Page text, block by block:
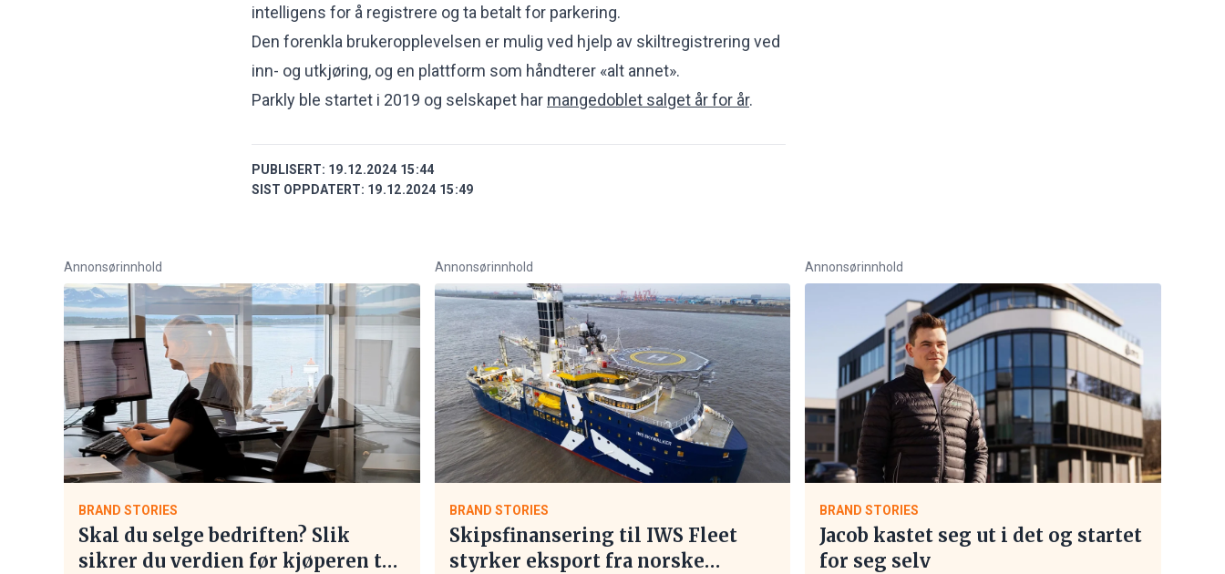
intelligens for å registrere og ta betalt for parkering.
Den forenkla brukeropplevelsen er mulig ved hjelp av skiltregistrering ved
inn- og utkjøring, og en plattform som håndterer «alt annet».
Parkly ble startet i 2019 og selskapet har mangedoblet salget år for år.
PUBLISERT: 19.12.2024 15:44
SIST OPPDATERT: 19.12.2024 15:49
Annonsørinnhold
BRAND STORIES
Skal du selge bedriften? Slik
sikrer du verdien før kjøperen tar
Annonsørinnhold
BRAND STORIES
Skipsfinansering til IWS Fleet
styrker eksport fra norske
Annonsørinnhold
BRAND STORIES
Jacob kastet seg ut i det og startet
for seg selv